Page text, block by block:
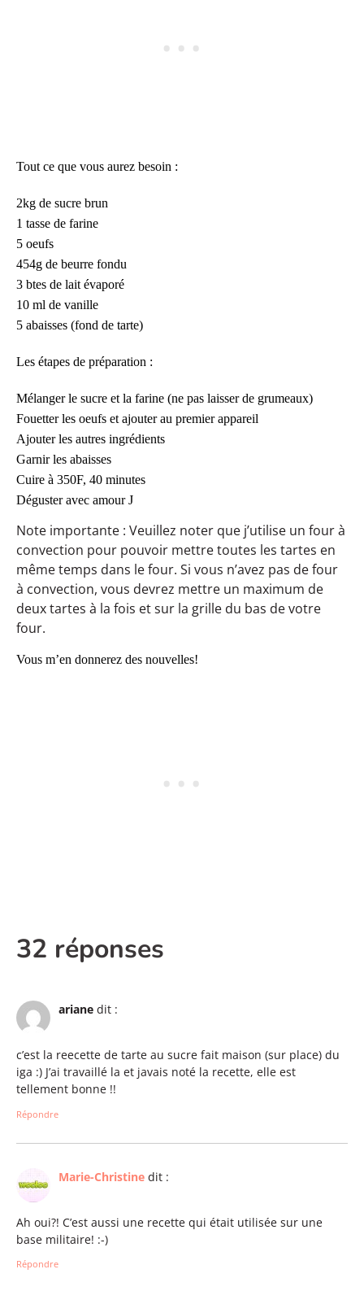
Tout ce que vous aurez besoin :
2kg de sucre brun
1 tasse de farine
5 oeufs
454g de beurre fondu
3 btes de lait évaporé
10 ml de vanille
5 abaisses (fond de tarte)
Les étapes de préparation :
Mélanger le sucre et la farine (ne pas laisser de grumeaux)
Fouetter les oeufs et ajouter au premier appareil
Ajouter les autres ingrédients
Garnir les abaisses
Cuire à 350F, 40 minutes
Déguster avec amourJ
Note importante : Veuillez noter que j’utilise un four à
convection pour pouvoir mettre toutes les tartes en
même temps dans le four. Si vous n’avez pas de four
à convection, vous devrez mettre un maximum de
deux tartes à la fois et sur la grille du bas de votre
four.
Vous m’en donnerez des nouvelles!
32 réponses
ariane dit :
c’est la reecette de tarte au sucre fait maison (sur place) du
iga :) J’ai travaillé la et javais noté la recette, elle est
tellement bonne !!
Répondre
Marie-Christine dit :
Ah oui?! C’est aussi une recette qui était utilisée sur une
base militaire! :-)
Répondre